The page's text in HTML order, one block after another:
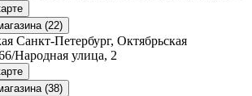
(22)
Санкт-Петербург, Октябрьская
Народная улица, 2
(38)